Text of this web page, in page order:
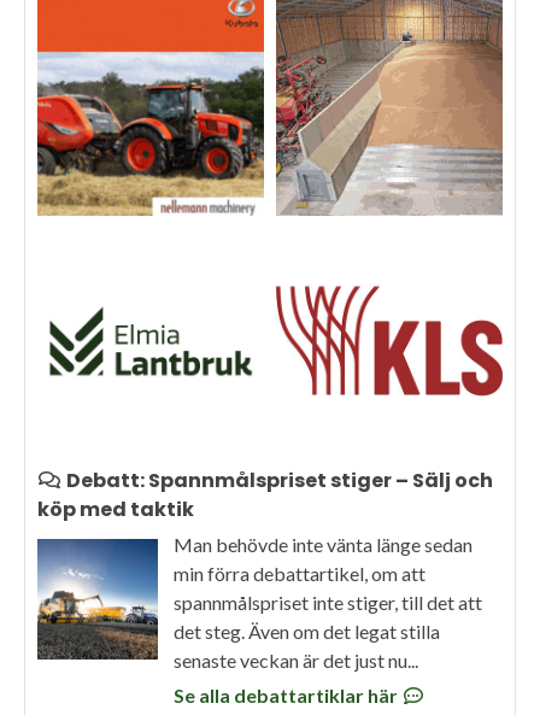
Debatt: Spannmålspriset stiger – Sälj och
köp med taktik
Man behövde inte vänta länge sedan
min förra debattartikel, om att
spannmålspriset inte stiger, till det att
det steg. Även om det legat stilla
senaste veckan är det just nu...
Se alla debattartiklar här